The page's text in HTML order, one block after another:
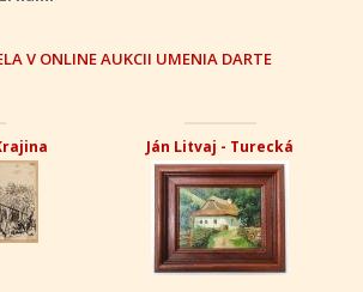
V ONLINE AUKCII UMENIA DARTE
Ján Litvaj - Turecká